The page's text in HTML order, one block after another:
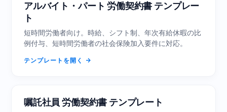
アルバイト・パート 労働契約書 テンプレー
ト
短時間労働者向け。時給、シフト制、年次有給休暇の比
例付与、短時間労働者の社会保険加入要件に対応。
テンプレートを開く
嘱託社員 労働契約書 テンプレート